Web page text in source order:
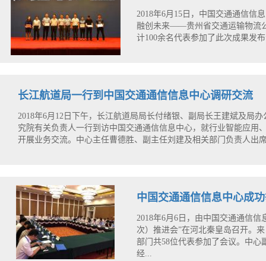
2018年6月15日，中国交通通信信
融创未来——贵州省交通运输物流
计100余名代表参加了此次成果发
长江航道局一行到中国交通通信信息中心调研交流
2018年6月12日下午，长江航道局局长付绪银、副局长王建斌及局
究院有关负责人一行到访中国交通通信信息中心，就行业智能应
开展业务交流。中心主任曹德胜、副主任刘建及相关部门负责人出
中国交通通信信息中心成
2018年6月6日，由中国交通通信
次）推进会”在河北秦皇岛召开。
部门共58位代表参加了会议。中
经...